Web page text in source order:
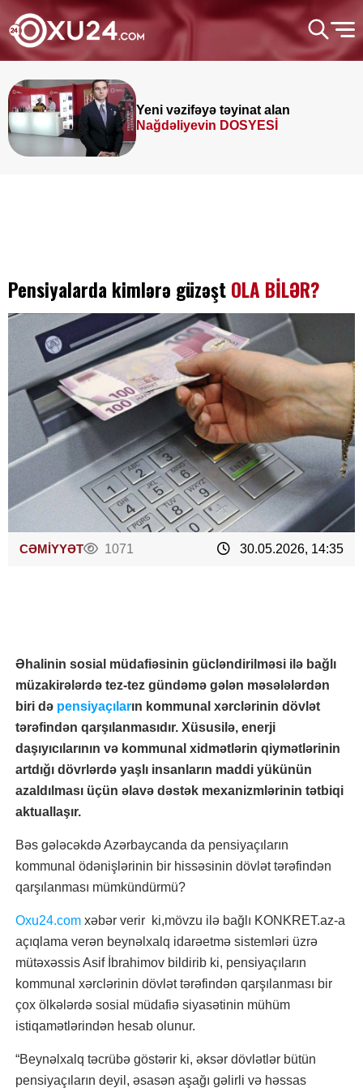
Yeni vəzifəyə təyinat alan
Nağdəliyevin DOSYESİ
Pensiyalarda kimlərə güzəşt OLA BİLƏR?
CƏMİYYƏT 1071 30.05.2026, 14:35
Əhalinin sosial müdafiəsinin gücləndirilməsi ilə bağlı
müzakirələrdə tez-tez gündəmə gələn məsələlərdən
biri də pensiyaçıların kommunal xərclərinin dövlət
tərəfindən qarşılanmasıdır. Xüsusilə, enerji
daşıyıcılarının və kommunal xidmətlərin qiymətlərinin
artdığı dövrlərdə yaşlı insanların maddi yükünün
azaldılması üçün əlavə dəstək mexanizmlərinin tətbiqi
aktuallaşır.
Bəs gələcəkdə Azərbaycanda da pensiyaçıların
kommunal ödənişlərinin bir hissəsinin dövlət tərəfindən
qarşılanması mümkündürmü?
Oxu24.com xəbər verir ki,mövzu ilə bağlı KONKRET.az-a
açıqlama verən beynəlxalq idarəetmə sistemləri üzrə
mütəxəssis Asif İbrahimov bildirib ki, pensiyaçıların
kommunal xərclərinin dövlət tərəfindən qarşılanması bir
çox ölkələrdə sosial müdafiə siyasətinin mühüm
istiqamətlərindən hesab olunur.
“Beynəlxalq təcrübə göstərir ki, əksər dövlətlər bütün
pensiyaçıların deyil, əsasən aşağı gəlirli və həssas